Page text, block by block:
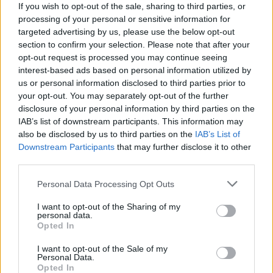
If you wish to opt-out of the sale, sharing to third parties, or
processing of your personal or sensitive information for
targeted advertising by us, please use the below opt-out
section to confirm your selection. Please note that after your
opt-out request is processed you may continue seeing
interest-based ads based on personal information utilized by
us or personal information disclosed to third parties prior to
your opt-out. You may separately opt-out of the further
disclosure of your personal information by third parties on the
IAB’s list of downstream participants. This information may
also be disclosed by us to third parties on the IAB’s List of
Downstream Participants that may further disclose it to other
Please note that this website/app uses one or more Google
not limited to your visit or usage behaviour. You may click to
grant or deny consent to Google and its third-party tags to
use your data for below specified purposes in below Google
consent section.
Personal Data Processing Opt Outs
I want to opt-out of the Sharing of my
personal data.
Opted In
I want to opt-out of the Sale of my
Personal Data.
Opted In
Elromlott a biztosítóberendezés a ceglédi vasútvonalon,
alapos késések alakultak ki a menetrendhez képest,
kimaradás is előfordult
Ön szerint hogy készül a hamisítatlan szolnoki habos isler?
Országos ellenőrzés indult a hazai akkumulátoripari
üzemekben
Az idei év leglassabb növekedését hozta a június a
kiskereskedelemben
Györfi Mihály több tucat vállalkozással egyeztetett a
kerékpárgyár dolgozóinak megsegítéséről
41 fok fölé forrósodott az ország, Szolnokon pedig egy másik
rekord is megdőlt
Egy telefonhívást akart, végül rendőrök vitték el a mezőtúri
A Tisza kormány minisztere újabb nagy változásokról döntött